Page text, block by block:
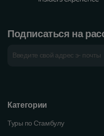
Подписаться на
Категории
Туры по Стамбулу